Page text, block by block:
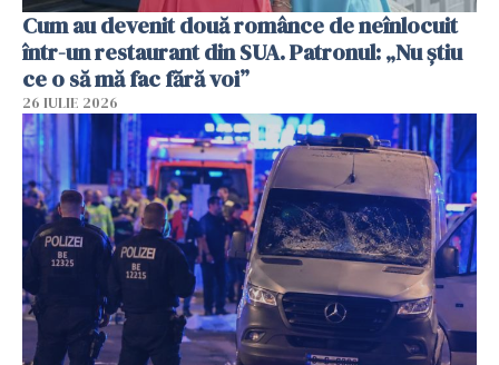
Cum au devenit două românce de neînlocuit
într-un restaurant din SUA. Patronul: „Nu știu
ce o să mă fac fără voi”
26 IULIE 2026